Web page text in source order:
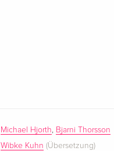
Michael Hjorth, Bjarni Thorsson
Wibke Kuhn (Übersetzung)